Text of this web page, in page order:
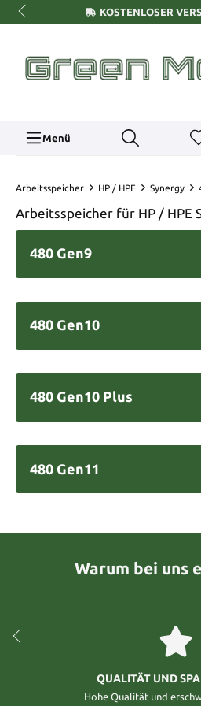
KOSTENLOSER
Menü
Arbeitsspeicher HP / HPE Synergy
Arbeitsspeicher für HP / HPE
480 Gen9
480 Gen10
480 Gen10 Plus
480 Gen11
Warum bei uns
QUALITÄT UND
Hohe Qualität und